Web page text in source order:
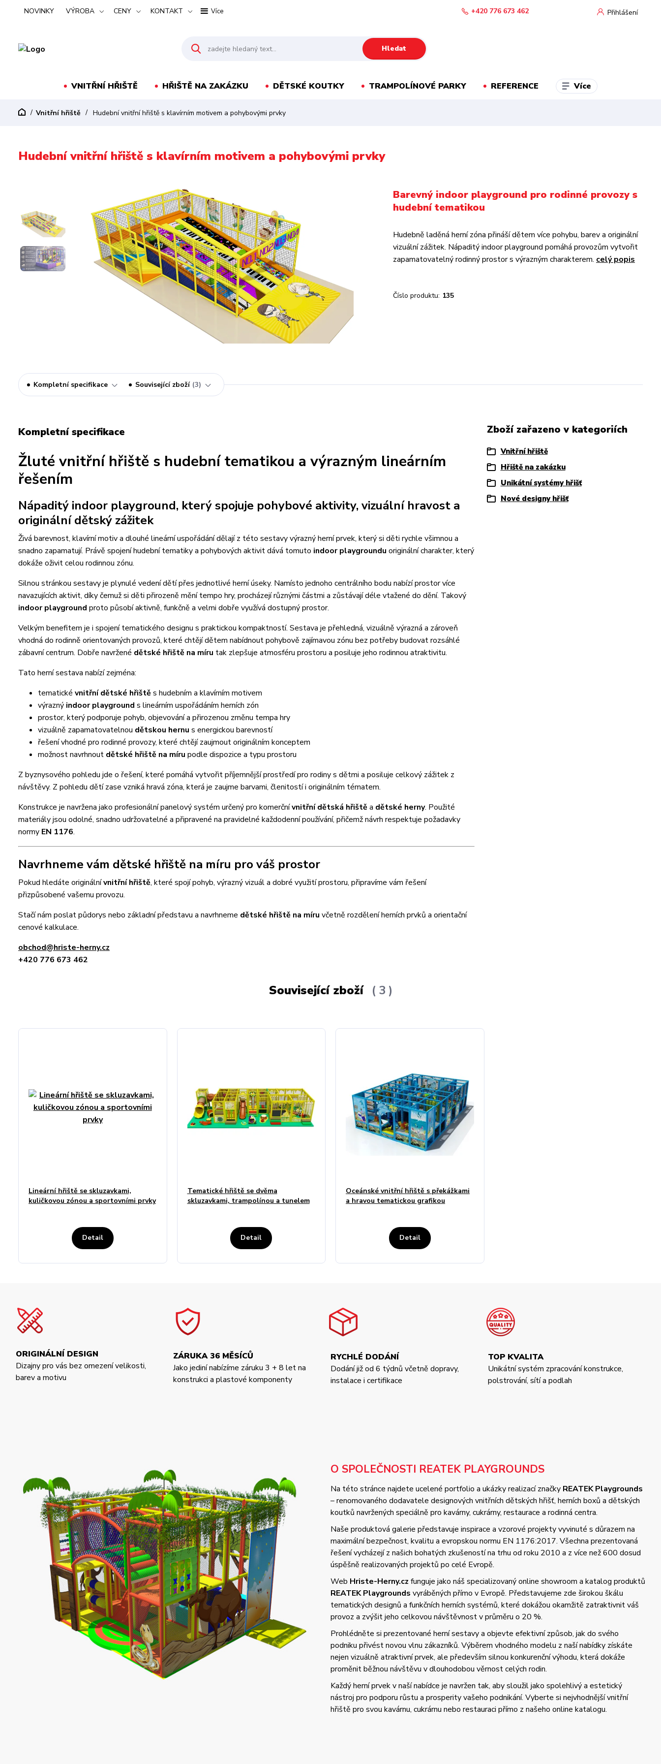
NOVINKY VÝROBA CENY KONTAKT Více Přihlášení
Hledat
+420 776 673 462
VNITŘNÍ HŘIŠTĚ HŘIŠTĚ NA ZAKÁZKU DĚTSKÉ KOUTKY TRAMPOLÍNOVÉ PARKY REFERENCE Více
Vnitřní hřiště Hudební vnitřní hřiště s klavírním motivem a pohybovými prvky
Hudební vnitřní hřiště s klavírním motivem a pohybovými prvky
Barevný indoor playground pro rodinné provozy s
hudební tematikou
Hudebně laděná herní zóna přináší dětem více pohybu, barev a originální
vizuální zážitek. Nápaditý indoor playground pomáhá provozům vytvořit
zapamatovatelný rodinný prostor s výrazným charakterem. celý popis
Číslo produktu: 135
Kompletní specifikace Související zboží 3
Kompletní specifikace
Žluté vnitřní hřiště s hudební tematikou a výrazným lineárním
řešením
Nápaditý indoor playground, který spojuje pohybové aktivity, vizuální hravost a
originální dětský zážitek
Živá barevnost, klavírní motiv a dlouhé lineární uspořádání dělají z této sestavy výrazný herní prvek, který si děti rychle všimnou a
snadno zapamatují. Právě spojení hudební tematiky a pohybových aktivit dává tomuto indoor playgroundu originální charakter, který
dokáže oživit celou rodinnou zónu.
Silnou stránkou sestavy je plynulé vedení dětí přes jednotlivé herní úseky. Namísto jednoho centrálního bodu nabízí prostor více
navazujících aktivit, díky čemuž si děti přirozeně mění tempo hry, procházejí různými částmi a zůstávají déle vtažené do dění. Takový
indoor playground proto působí aktivně, funkčně a velmi dobře využívá dostupný prostor.
Velkým benefitem je i spojení tematického designu s praktickou kompaktností. Sestava je přehledná, vizuálně výrazná a zároveň
vhodná do rodinně orientovaných provozů, které chtějí dětem nabídnout pohybově zajímavou zónu bez potřeby budovat rozsáhlé
zábavní centrum. Dobře navržené dětské hřiště na míru tak zlepšuje atmosféru prostoru a posiluje jeho rodinnou atraktivitu.
Tato herní sestava nabízí zejména:
tematické vnitřní dětské hřiště s hudebním a klavírním motivem
výrazný indoor playground s lineárním uspořádáním herních zón
prostor, který podporuje pohyb, objevování a přirozenou změnu tempa hry
vizuálně zapamatovatelnou dětskou hernu s energickou barevností
řešení vhodné pro rodinné provozy, které chtějí zaujmout originálním konceptem
možnost navrhnout dětské hřiště na míru podle dispozice a typu prostoru
Z byznysového pohledu jde o řešení, které pomáhá vytvořit příjemnější prostředí pro rodiny s dětmi a posiluje celkový zážitek z
návštěvy. Z pohledu dětí zase vzniká hravá zóna, která je zaujme barvami, členitostí i originálním tématem.
Konstrukce je navržena jako profesionální panelový systém určený pro komerčnívnitřní dětská hřiště a dětské herny. Použité
materiály jsou odolné, snadno udržovatelné a připravené na pravidelné každodenní používání, přičemž návrh respektuje požadavky
normy EN 1176.
Navrhneme vám dětské hřiště na míru pro váš prostor
Pokud hledáte originálnívnitřní hřiště, které spojí pohyb, výrazný vizuál a dobré využití prostoru, připravíme vám řešení
přizpůsobené vašemu provozu.
Stačí nám poslat půdorys nebo základní představu a navrhneme dětské hřiště na míru včetně rozdělení herních prvků a orientační
cenové kalkulace.
obchod@hriste-herny.cz
+420 776 673 462
Zboží zařazeno v kategoriích
Vnitřní hřiště
Hřiště na zakázku
Unikátní systémy hřišť
Nové designy hřišť
Související zboží 3
Lineární hřiště se skluzavkami,
kuličkovou zónou a sportovními prvky
Detail
Tematické hřiště se dvěma
skluzavkami, trampolínou a tunelem
Detail
Oceánské vnitřní hřiště s překážkami
a hravou tematickou grafikou
Detail
ORIGINÁLNÍ DESIGN
Dizajny pro vás bez omezení velikosti,
barev a motivu
ZÁRUKA 36 MĚSÍCŮ
Jako jediní nabízíme záruku 3 + 8 let na
konstrukci a plastové komponenty
RYCHLÉ DODÁNÍ
Dodání již od 6 týdnů včetně dopravy,
instalace i certifikace
TOP KVALITA
Unikátní systém zpracování konstrukce,
polstrování, sítí a podlah
O SPOLEČNOSTI REATEK PLAYGROUNDS
Na této stránce najdete ucelené portfolio a ukázky realizací značky REATEK Playgrounds
– renomovaného dodavatele designových vnitřních dětských hřišť, herních boxů a dětských
koutků navržených speciálně pro kavárny, cukrárny, restaurace a rodinná centra.
Naše produktová galerie představuje inspirace a vzorové projekty vyvinuté s důrazem na
maximální bezpečnost, kvalitu a evropskou normu EN 1176:2017. Všechna prezentovaná
řešení vycházejí z našich bohatých zkušeností na trhu od roku 2010 a z více než 600 dosud
úspěšně realizovaných projektů po celé Evropě.
Web Hriste-Herny.cz funguje jako náš specializovaný online showroom a katalog produktů
REATEK Playgrounds vyráběných přímo v Evropě. Představujeme zde širokou škálu
tematických designů a funkčních herních systémů, které dokážou okamžitě zatraktivnit váš
provoz a zvýšit jeho celkovou návštěvnost v průměru o 20 %.
Prohlédněte si prezentované herní sestavy a objevte efektivní způsob, jak do svého
podniku přivést novou vlnu zákazníků. Výběrem vhodného modelu z naší nabídky získáte
nejen vizuálně atraktivní prvek, ale především silnou konkurenční výhodu, která dokáže
proměnit běžnou návštěvu v dlouhodobou věrnost celých rodin.
Každý herní prvek v naší nabídce je navržen tak, aby sloužil jako spolehlivý a estetický
nástroj pro podporu růstu a prosperity vašeho podnikání. Vyberte si nejvhodnější vnitřní
hřiště pro svou kavárnu, cukrárnu nebo restauraci přímo z našeho online katalogu.